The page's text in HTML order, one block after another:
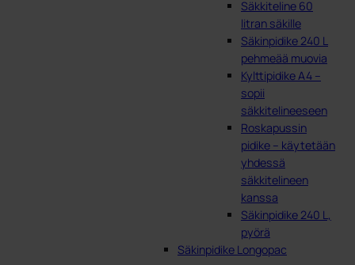
Säkkiteline 60
litran säkille
Säkinpidike 240 L
pehmeää muovia
Kylttipidike A4 –
sopii
säkkitelineeseen
Roskapussin
pidike – käytetään
yhdessä
säkkitelineen
kanssa
Säkinpidike 240 L,
pyörä
Säkinpidike Longopac